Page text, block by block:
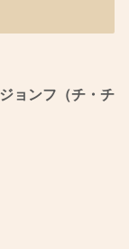
ョンフ（チ・チ